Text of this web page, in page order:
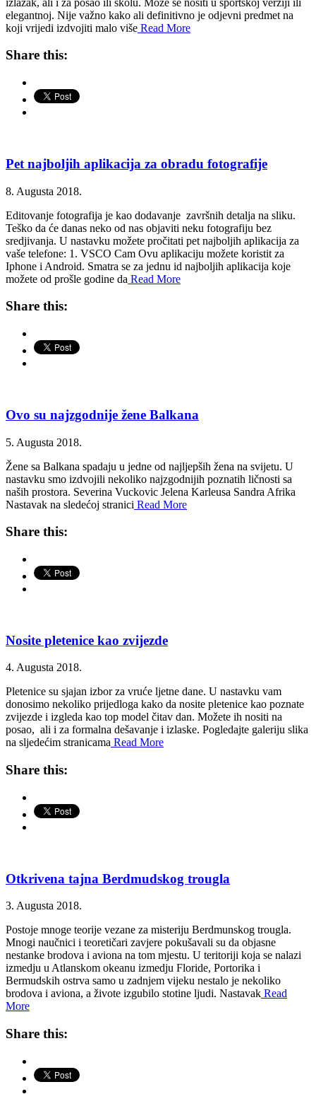
elegantnoj. Nije važno kako ali definitivno je odjevni predmet na
koji vrijedi izdvojiti malo više Read More
Share this:
Pet najboljih aplikacija za obradu fotografije
8. Augusta 2018.
Editovanje fotografija je kao dodavanje završnih detalja na sliku.
Teško da će danas neko od nas objaviti neku fotografiju bez
sredjivanja. U nastavku možete pročitati pet najboljih aplikacija za
vaše telefone: 1. VSCO Cam Ovu aplikaciju možete koristit za
Iphone i Android. Smatra se za jednu id najboljih aplikacija koje
možete od prošle godine da Read More
Share this:
Ovo su najzgodnije žene Balkana
5. Augusta 2018.
Žene sa Balkana spadaju u jedne od najljepših žena na svijetu. U
nastavku smo izdvojili nekoliko najzgodnijih poznatih ličnosti sa
naših prostora. Severina Vuckovic Jelena Karleusa Sandra Afrika
Nastavak na sledećoj stranici Read More
Share this:
Nosite pletenice kao zvijezde
4. Augusta 2018.
Pletenice su sjajan izbor za vruće ljetne dane. U nastavku vam
donosimo nekoliko prijedloga kako da nosite pletenice kao poznate
zvijezde i izgleda kao top model čitav dan. Možete ih nositi na
posao, ali i za formalna dešavanje i izlaske. Pogledajte galeriju slika
na sljedećim stranicama Read More
Share this:
Otkrivena tajna Berdmudskog trougla
3. Augusta 2018.
Postoje mnoge teorije vezane za misteriju Berdmunskog trougla.
Mnogi naučnici i teoretičari zavjere pokušavali su da objasne
nestanke brodova i aviona na tom mjestu. U teritoriji koja se nalazi
izmedju u Atlanskom okeanu izmedju Floride, Portorika i
Bermudskih ostrva samo u zadnjem vijeku nestalo je nekoliko
brodova i aviona, a živote izgubilo stotine ljudi. Nastavak Read
More
Share this: